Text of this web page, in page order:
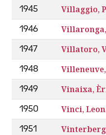
1945 Villaggio,
1946
1947 Villatoro,
1948
1949 Vinaixa,
1950 Vinci,
1951